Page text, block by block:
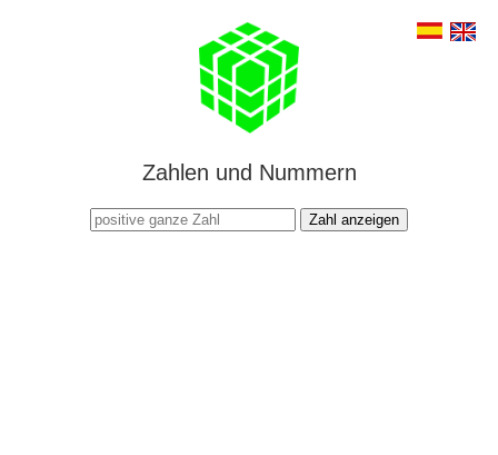
Zahlen und Nummern
Zahl anzeigen